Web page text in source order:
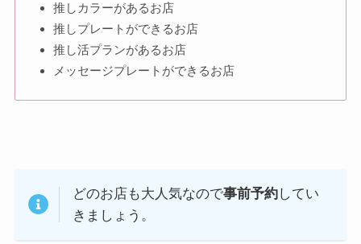
推しカラーがあるお店
推しプレートができるお店
推し活プランがあるお店
メッセージプレートができるお店
どのお店も大人気なので事前予約してい
きましょう。